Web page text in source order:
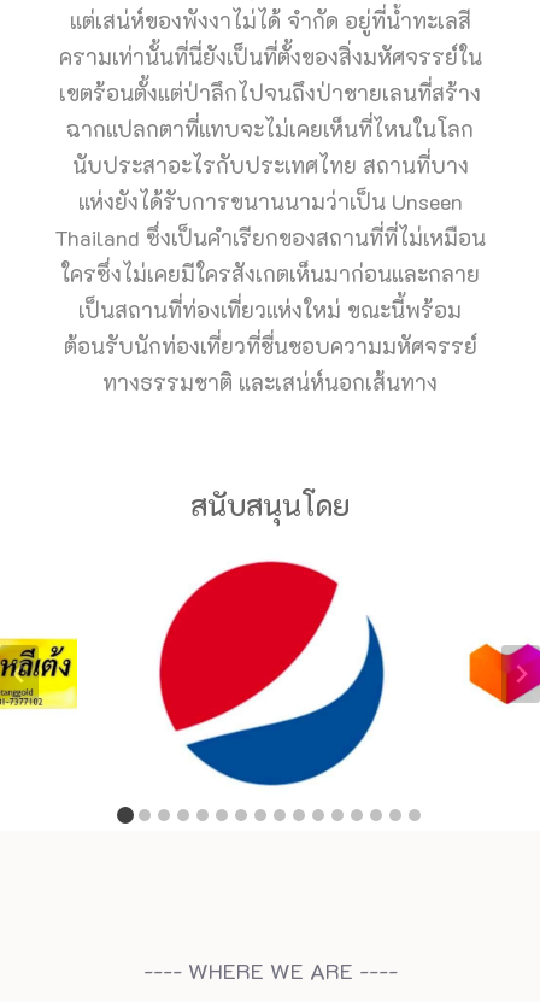
แต่เสน่ห์ของพังงาไม่ได้ จำกัด อยู่ที่น้ำทะเลสี
ครามเท่านั้นที่นี่ยังเป็นที่ตั้งของสิ่งมหัศจรรย์ใน
เขตร้อนตั้งแต่ป่าลึกไปจนถึงป่าชายเลนที่สร้าง
ฉากแปลกตาที่แทบจะไม่เคยเห็นที่ไหนในโลก
นับประสาอะไรกับประเทศไทย สถานที่บาง
แห่งยังได้รับการขนานนามว่าเป็น Unseen
Thailand ซึ่งเป็นคำเรียกของสถานที่ที่ไม่เหมือน
ใครซึ่งไม่เคยมีใครสังเกตเห็นมาก่อนและกลาย
เป็นสถานที่ท่องเที่ยวแห่งใหม่ ขณะนี้พร้อม
ต้อนรับนักท่องเที่ยวที่ชื่นชอบความมหัศจรรย์
ทางธรรมชาติ และเสน่ห์นอกเส้นทาง
สนับสนุนโดย
---- WHERE WE ARE ----